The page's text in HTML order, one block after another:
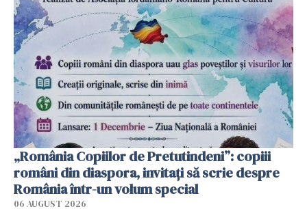
„România Copiilor de Pretutindeni”: copiii
români din diaspora, invitați să scrie despre
România într-un volum special
06 AUGUST 2026